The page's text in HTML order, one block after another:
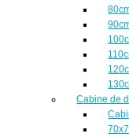
Cabine de